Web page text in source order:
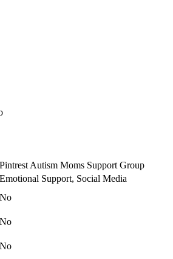
Pintrest Autism Moms Support Group
Emotional Support, Social Media
No
No
No